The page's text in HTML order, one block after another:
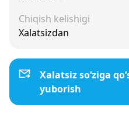
Chiqish kelishigi
Xalatsizdan
Xalatsiz so‘ziga
yuborish